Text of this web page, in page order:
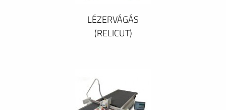
LÉZERVÁGÁS
(RELICUT)